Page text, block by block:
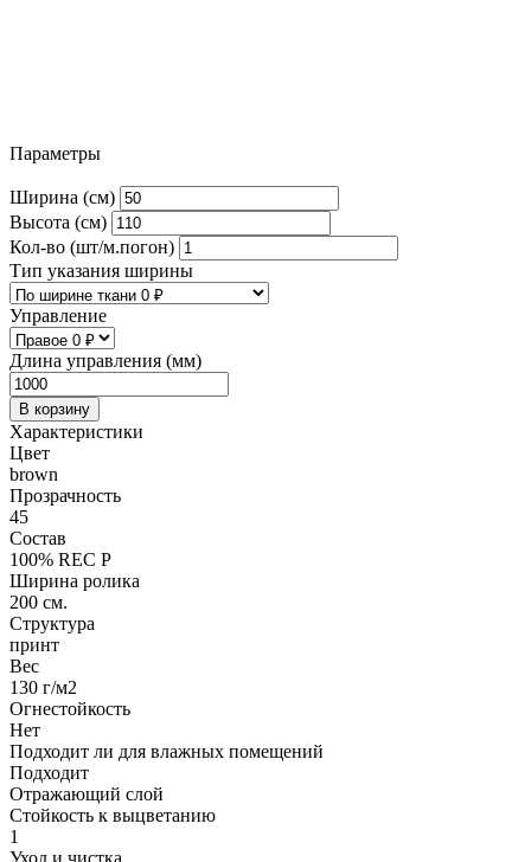
Параметры
Ширина (см)
Высота (см)
Кол-во (шт/м.погон)
Тип указания ширины
Управление
Длина управления (мм)
В корзину
Характеристики
Цвет
brown
Прозрачность
45
Состав
100% REC P
Ширина ролика
200 см.
Структура
принт
Вес
130 г/м2
Огнестойкость
Нет
Подходит ли для влажных помещений
Подходит
Отражающий слой
Стойкость к выцветанию
1